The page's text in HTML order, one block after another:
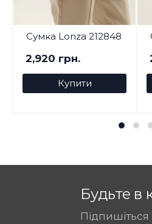
Сумка Lonza 212848
2,920 грн.
Купити
Будьте в
Підпишіться